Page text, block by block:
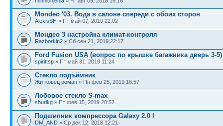
Mondeo '03. Вода в салоне спереди с обоих сторон
AlexisSH » Пт май 07, 2010 22:02
Мондео 3 настройка климат-контроля
Razborkin2 » Сб сен 21, 2019 22:17
Ford Fusion USA (вопрос по крышке багажника дверь 3-5)
spirittsp » Пт май 31, 2019 11:24
Стекло подъёмник
Житковец роман » Пн фев 25, 2019 16:57
Лобовое стекло S-max
shurikg » Пт фев 15, 2019 20:52
Подшипник компрессора Galaxy 2.0 I
DM_AND » Ср дек 12, 2018 12:21